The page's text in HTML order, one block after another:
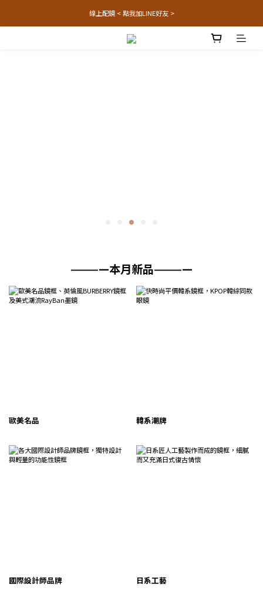
線上配鏡 < 點我加LINE好友 >
————本月新品————
歐美名品 韓系潮牌
國際設計師品牌 日系工藝